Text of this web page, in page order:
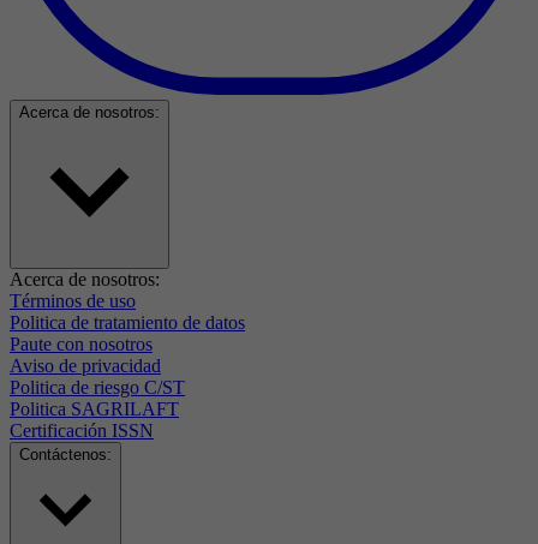
Acerca de nosotros:
Acerca de nosotros:
Términos de uso
Politica de tratamiento de datos
Paute con nosotros
Aviso de privacidad
Politica de riesgo C/ST
Politica SAGRILAFT
Certificación ISSN
Contáctenos: